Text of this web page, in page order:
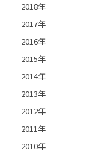
2018年
2017年
2016年
2015年
2014年
2013年
2012年
2011年
2010年